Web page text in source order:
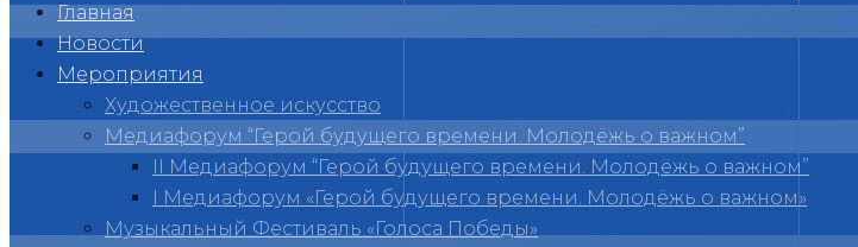
Главная
Новости
Мероприятия
Художественное искусство
Медиафорум “Герой будущего времени. Молодёжь о важном”
II Медиафорум “Герой будущего времени. Молодёжь о важном”
I Медиафорум «Герой будущего времени. Молодёжь о важном»
Музыкальный Фестиваль «Голоса Победы»